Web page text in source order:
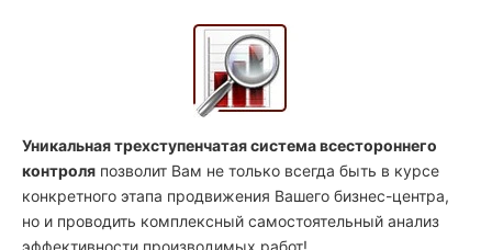
Уникальная трехступенчатая система всестороннего
контроля позволит Вам не только всегда быть в курсе
конкретного этапа продвижения Вашего бизнес-центра,
но и проводить комплексный самостоятельный анализ